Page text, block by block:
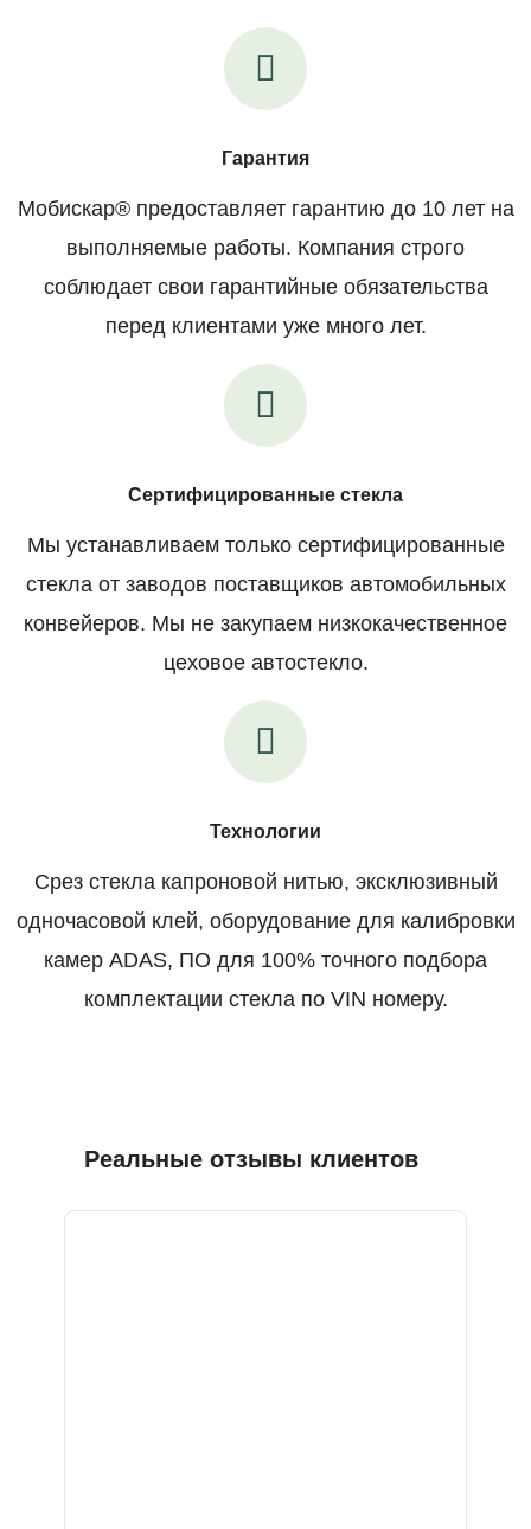
Гарантия
Мобискар® предоставляет гарантию до 10 лет на
выполняемые работы. Компания строго
соблюдает свои гарантийные обязательства
перед клиентами уже много лет.
Сертифицированные стекла
Мы устанавливаем только сертифицированные
стекла от заводов поставщиков автомобильных
конвейеров. Мы не закупаем низкокачественное
цеховое автостекло.
Технологии
Срез стекла капроновой нитью, эксклюзивный
одночасовой клей, оборудование для калибровки
камер ADAS, ПО для 100% точного подбора
комплектации стекла по VIN номеру.
Реальные отзывы клиентов